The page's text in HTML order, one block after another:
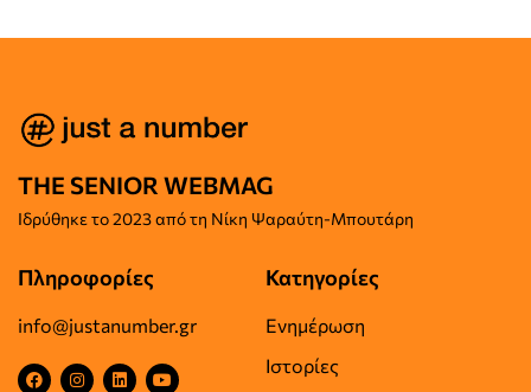
THE SENIOR WEBMAG
Iδρύθηκε το2023 από τη Νίκη Ψαραύτη-Μπουτάρη
Πληροφορίες
info@justanumber.gr
Κατηγορίες
Ενημέρωση
Ιστορίες